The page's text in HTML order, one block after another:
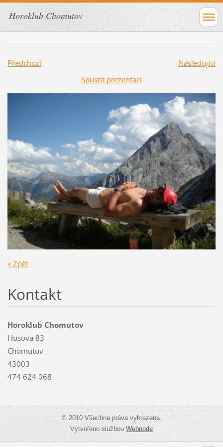
Horoklub Chomutov
Předchozí
Následující
Spustit prezentaci
« Zpět
Kontakt
Horoklub Chomutov
Husova 83
Chomutov
43003
474 624 068
© 2010 Všechna práva vyhrazena.
Vytvořeno službouWebnode